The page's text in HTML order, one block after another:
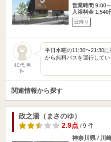
営業時間 9:00
入浴料金 1,540
日帰り
40代 男
性
平日水曜の11:30〜21:30
から無料バスを運行して
関連情報から探す
政之湯（まさのゆ）
2.9点/ 9 件
神奈川県 / 川